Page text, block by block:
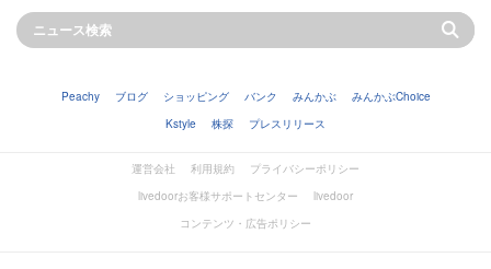
Peachy ブログ ショッピング バンク みんかぶ
みんかぶChoice
Kstyle
株探 プレスリリース
運営会社 利用規約
プライバシーポリシー
livedoorお客様サポートセンター
livedoor
コンテンツ・広告ポリシー